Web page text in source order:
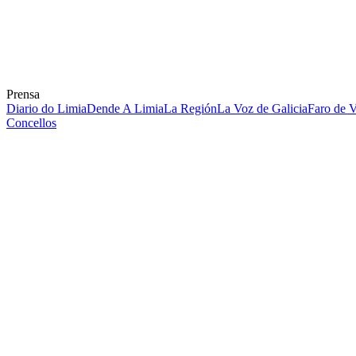
Prensa
Diario do LimiaDende A LimiaLa RegiónLa Voz de GaliciaFaro de
Concellos